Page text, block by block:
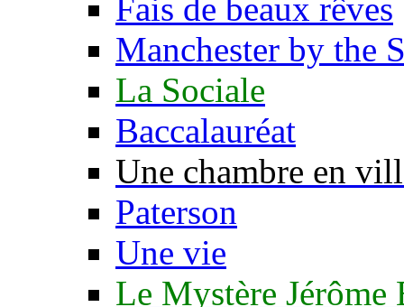
Fais de beaux rêves
Manchester by the
La Sociale
Baccalauréat
Une chambre en
Paterson
Une vie
Le Mystère Jérôme